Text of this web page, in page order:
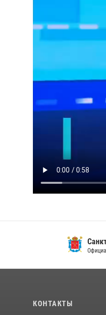
Санкт-
Официальный сайт
КОНТАКТЫ